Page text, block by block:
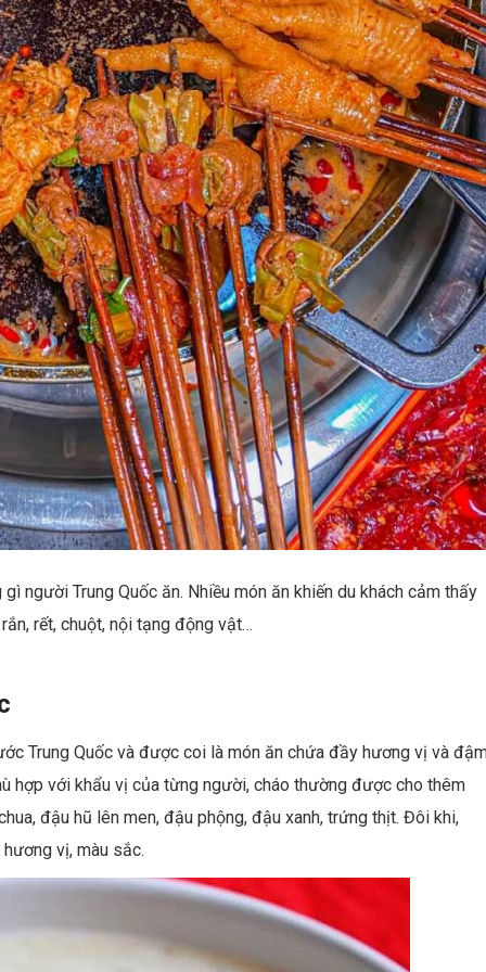
người Trung Quốc ăn. Nhiều món ăn khiến du khách cảm thấy
rết, chuột, nội tạng động vật…
Trung Quốc và được coi là món ăn chứa đầy hương vị và
hợp với khẩu vị của từng người, cháo thường được cho thêm
đậu hũ lên men, đậu phộng, đậu xanh, trứng thịt. Đôi khi,
vị, màu sắc.